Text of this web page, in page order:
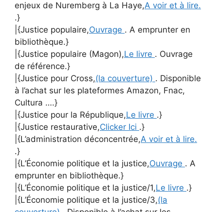
enjeux de Nuremberg à La Haye,A voir et à lire.
.}
|{Justice populaire,Ouvrage . A emprunter en
bibliothèque.}
|{Justice populaire (Magon),Le livre . Ouvrage
de référence.}
|{Justice pour Cross,(la couverture) . Disponible
à l’achat sur les plateformes Amazon, Fnac,
Cultura ….}
|{Justice pour la République,Le livre .}
|{Justice restaurative,Clicker Ici .}
|{L’administration déconcentrée,A voir et à lire.
.}
|{L’Économie politique et la justice,Ouvrage . A
emprunter en bibliothèque.}
|{L’Économie politique et la justice/1,Le livre .}
|{L’Économie politique et la justice/3,(la